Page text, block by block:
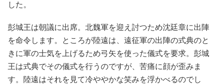
した。
彭城王は朝議に出席。北魏軍を迎え討つため沈廷章に出陣
を命令します。ところが陸遠は、遠征軍の出陣の式典のと
きに軍の士気を上げるため弓矢を使った儀式を要求。彭城
王は式典でその儀式を行うのですが、苦痛に顔が歪みま
す。陸遠はそれを見て冷ややかな笑みを浮かべるのでし